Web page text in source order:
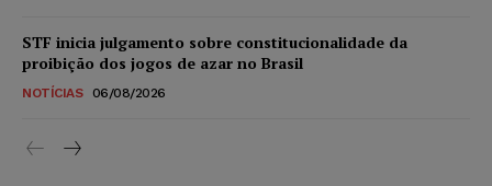
STF inicia julgamento sobre constitucionalidade da
proibição dos jogos de azar no Brasil
NOTÍCIAS 06/08/2026